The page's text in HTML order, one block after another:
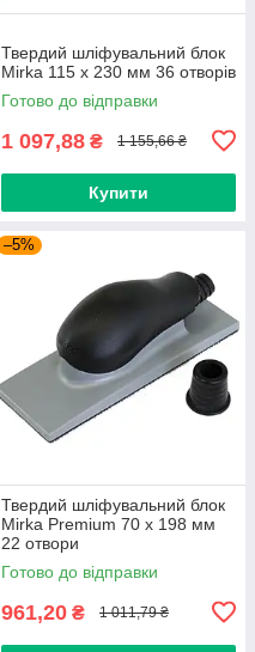
Твердий шліфувальний блок
Mirka 115 x 230 мм 36 отворів
Готово до відправки
1 097,88 ₴ 1 155,66 ₴
Купити
–5%
Твердий шліфувальний блок
Mirka Premium 70 x 198 мм
22 отвори
Готово до відправки
961,20 ₴ 1 011,79 ₴